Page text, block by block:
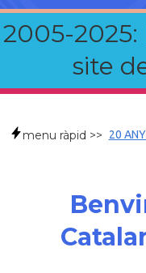
2005-2025:
site
menu ràpid >> 20